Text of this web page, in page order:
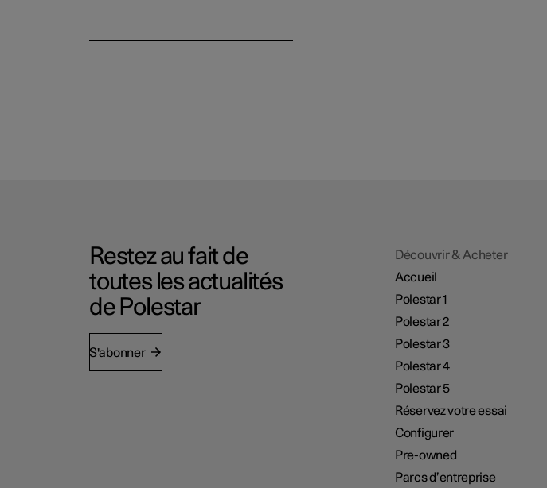
Restez au fait de
toutes les actualités
de Polestar
S'abonner
Découvrir & Acheter
Accueil
Polestar 1
Polestar 2
Polestar 3
Polestar 4
Polestar 5
Réservez votre essai
Configurer
Pre-owned
Parcs d’entreprise